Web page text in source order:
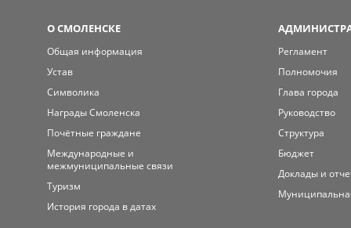
О СМОЛЕНСКЕ
Общая информация
Устав
Символика
Награды Смоленска
Почётные граждане
Международные и
межмуниципальные связи
Туризм
История города в датах
Регламент
Полномочия
Глава города
Руководство
Структура
Бюджет
Доклады и